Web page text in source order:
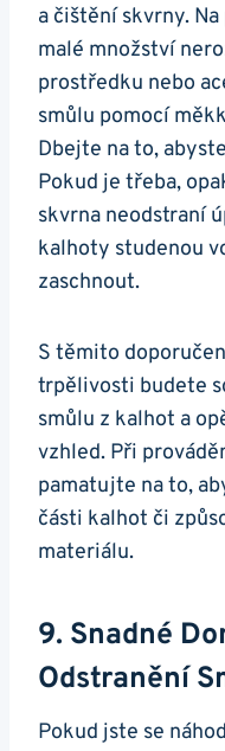
a čištění skvrny.
malé množství
prostředku nebo
smůlu pomocí
Dbejte na to,
Pokud je třeba,
skvrna neodstraní
kalhoty studenou
zaschnout.
S těmito
trpělivosti budete
smůlu z kalhot a
vzhled. Při
pamatujte na to,
části kalhot či
materiálu.
9. Snadné
Odstranění
Pokud jste se